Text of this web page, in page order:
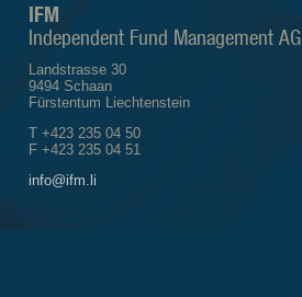
IFM
Independent Fund Management AG
Landstrasse 30
9494 Schaan
Fürstentum Liechtenstein
T +423 235 04 50
F +423 235 04 51
info@ifm.li